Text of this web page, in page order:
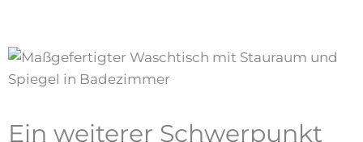
Ein weiterer Schwerpunkt